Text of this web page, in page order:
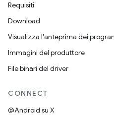
Requisiti
Download
Visualizza l'anteprima dei
Immagini del produttore
File binari del driver
CONNECT
@Android su X